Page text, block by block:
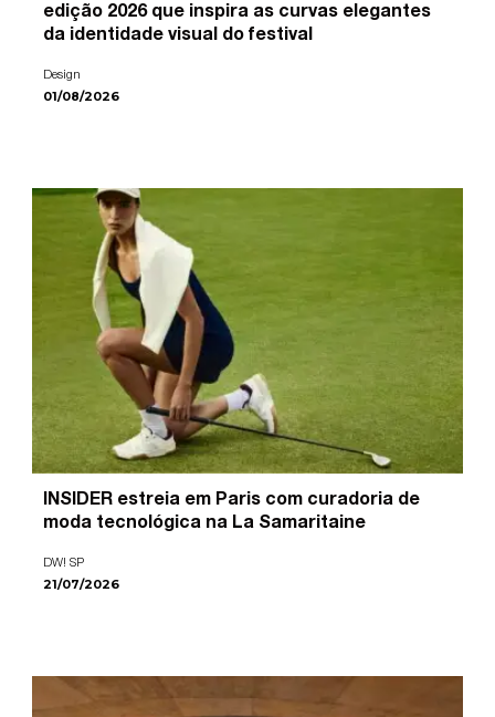
edição 2026 que inspira as curvas elegantes
da identidade visual do festival
Design
01/08/2026
INSIDER estreia em Paris com curadoria de
moda tecnológica na La Samaritaine
DW! SP
21/07/2026